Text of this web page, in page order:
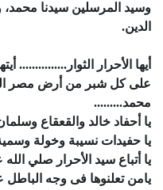
وسيد المرسلين سيدنا محمد،
الدين.
أيها الأحرار الثوار...............
على كل شبر من أرض مصر
محمد.........
يا أحفاد خالد والقعقاع
يا حفيدات نسيبة وخولة
يا أتباع سيد الأحرار صلي
يامن تعلنوها فى وجه الباطل